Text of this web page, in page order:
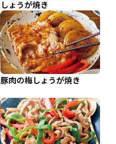
しょうが焼き
豚肉の梅しょうが焼き